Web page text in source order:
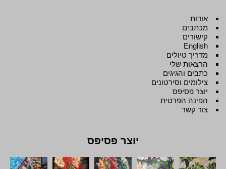
אודות
מכתבים
קישורים
English
מדריך טיולים
הרצאות שלי
כתבים והגיגים
צילומים וסירטונים
יוצר פסיפס
הפינה הפרטית
צור קשר
יוצר פסיפס